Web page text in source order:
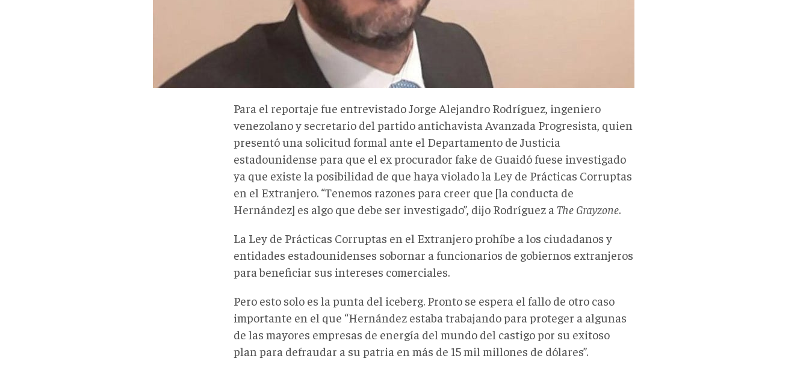
Para el reportaje fue entrevistado Jorge Alejandro Rodríguez, ingeniero
venezolano y secretario del partido antichavista Avanzada Progresista, quien
presentó una solicitud formal ante el Departamento de Justicia
estadounidense para que el ex procurador fake de Guaidó fuese investigado
ya que existe la posibilidad de que haya violado la Ley de Prácticas Corruptas
en el Extranjero. “Tenemos razones para creer que [la conducta de
Hernández] es algo que debe ser investigado”, dijo Rodríguez a The Grayzone.
La Ley de Prácticas Corruptas en el Extranjero prohíbe a los ciudadanos y
entidades estadounidenses sobornar a funcionarios de gobiernos extranjeros
para beneficiar sus intereses comerciales.
Pero esto solo es la punta del iceberg. Pronto se espera el fallo de otro caso
importante en el que “Hernández estaba trabajando para proteger a algunas
de las mayores empresas de energía del mundo del castigo por su exitoso
plan para defraudar a su patria en más de 15 mil millones de dólares”.